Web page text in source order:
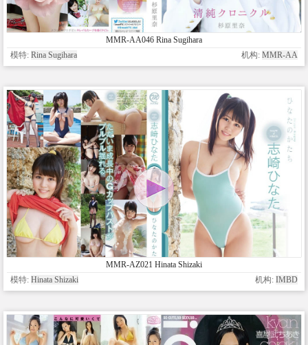
MMR-AA046 Rina Sugihara
模特: Rina Sugihara 机构: MMR-AA
MMR-AZ021 Hinata Shizaki
模特: Hinata Shizaki 机构: IMBD